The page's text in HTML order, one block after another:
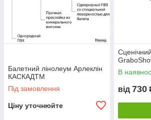
Балетний лінолеум Арлеклін
КАСКАДTM
Під замовлення
Ціну уточнюйте
В
від 730